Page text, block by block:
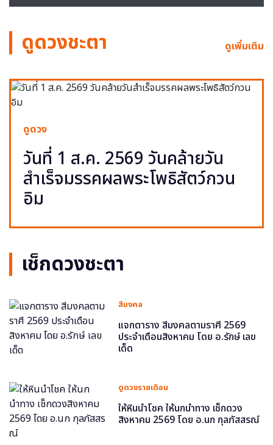
ดูดวงชะตา ดูเพิ่มเติม
ดูดวง
วันที่ 1 ส.ค. 2569 วันคล้ายวัน
สำเร็จมรรคผลพระโพธิสัตว์กวน
อิม
เช็กดวงชะตา
สีมงคล
แจกตาราง สีมงคลตามราศี 2569
ประจำเดือนสิงหาคม โดย อ.รักษ์ เลข
เด็ด
ดูดวงรายเดือน
ให้หินนำโชค ให้นกนำทาง เช็กดวง
สิงหาคม 2569 โดย อ.นก กุลภัสสรณ์